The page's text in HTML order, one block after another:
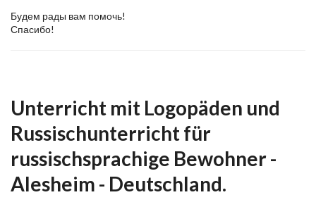
Будем рады вам помочь!
Спасибо!
Unterricht mit Logopäden und
Russischunterricht für
russischsprachige Bewohner -
Alesheim - Deutschland.